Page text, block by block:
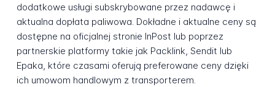
dodatkowe usługi subskrybowane przez nadawcę i
aktualna dopłata paliwowa. Dokładne i aktualne ceny są
dostępne na oficjalnej stronie InPost lub poprzez
partnerskie platformy takie jak Packlink, Sendit lub
Epaka, które czasami oferują preferowane ceny dzięki
ich umowom handlowym z transporterem.